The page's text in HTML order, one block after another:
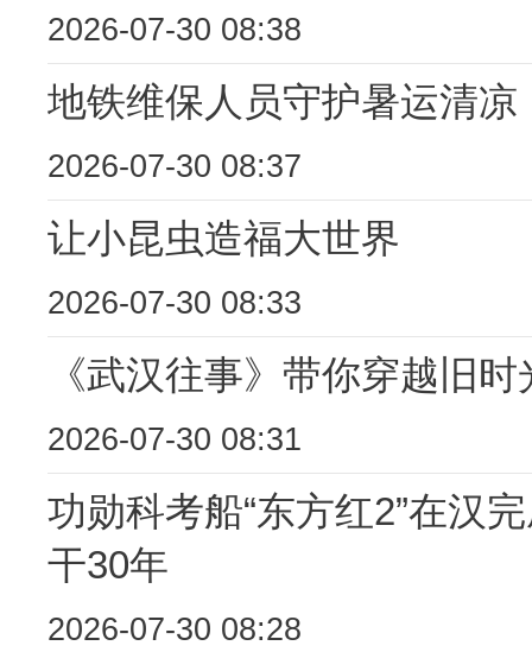
2026-07-30 08:38
地铁维保人员守护暑运清凉
2026-07-30 08:37
让小昆虫造福大世界
2026-07-30 08:33
《武汉往事》带你穿越旧时
2026-07-30 08:31
功勋科考船“东方红2”在汉
干30年
2026-07-30 08:28